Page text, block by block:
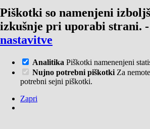
Piškotki so namenjeni
izkušnje pri uporabi strani. -
nastavitve
Analitika Piškotki namenenjeni
Nujno potrebni piškotki Za
potrebni sejni piškotki.
Zapri